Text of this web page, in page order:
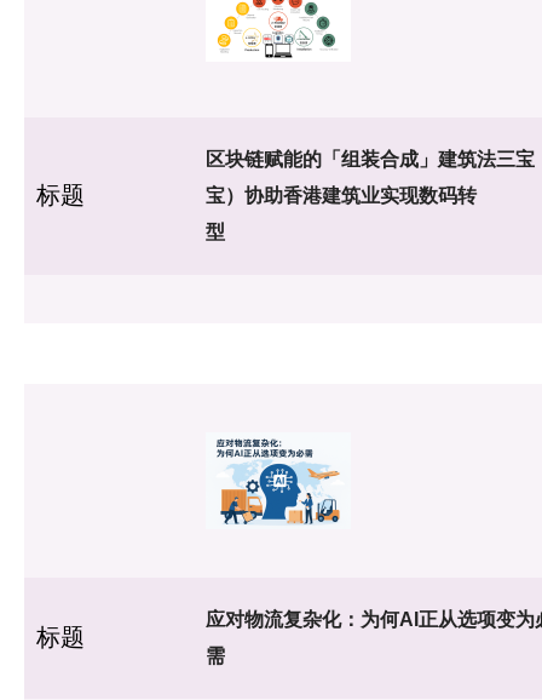
标题
区块链赋能的「组装合成」建筑法三宝
宝）协助香港建筑业实现数码转
型
标题
应对物流复杂化：为何AI正从选项变为
需